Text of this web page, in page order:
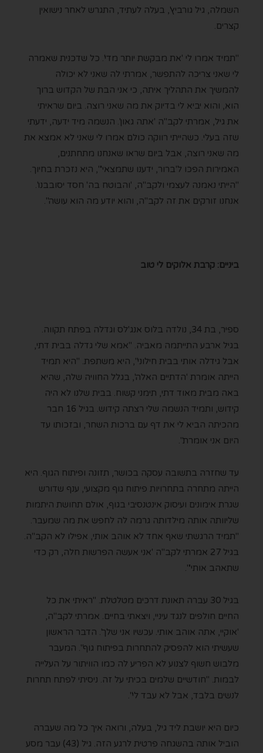
השמלה, גיל גורביץ', בעלה לעתיד, התגרש לאחר נישואין
קצרים.
"תמיד אמרו לי 'את מבקשת יותר מדי'. כל שדכנית שאמרה
לי שאני צריכה להתפשר, אמרתי לה שאני לא יכולה
להמשיך את התהליך איתה, כי אני הבת של הקדוש ברוך
הוא, והוא יביא לי בדיוק את מה שאני רוצה. ביום שראיתי
את גיל, אמרתי לקב"ה 'אתה גאון'. הנשמה מיד ידעה, ידעתי
שזה בעלי. כשהייתי רווקה כולם אמרו לי שאני לא אמצא את
מה שאני רוצה, אבל ביום שראו שאנחנו מתחתנים,
האמירות הפכו ל'ברור, ידענו שתמצאי'", היא נזכרת בחיוך.
"הייתי נאמנה לעצמי ולקב"ה, 'והבוטח בה' חסד יסובבנו'.
אנחנו זורקים את זה לקב"ה, והוא יודע מה הוא עושה".
ביניים: קרבת אלוקים לי טוב
ספיר, בת 34, נולדה בלוס אנג'לס וגדלה בפתח תקווה.
בגיל ארבע התייתמה מאביה. "אמא שלי גדלה בבית דתי,
אבל גידלה אותי בבית חילוני", היא משתפת. "היא תמיד
הייתה אומרת 'הדתיים האלה', בגלל החוויה שלה, שהיא
באה מבית מאוד דתי, תימני קשוח. בבית שלנו לא היה
קידוש, ותמיד הנשמה שלי רצתה קידוש. בגיל 16 חבר
מהכיתה הביא לי את דף עם ברכות השחר, ובזכותו עד
היום אני אומרת".
עד שחזרה בתשובה עסקה בכושר, תזונה ופיתוח הגוף. היא
הייתה מתחרה בתחרויות פיתוח גוף מקצועי, ענף שדורש
שגרת אימונים ועיסוק אינטנסיבי בגוף, אולם תחושת היתמות
שליוותה אותה מילדותה גרמה לה לחפש את מה שמעבר.
"תמיד הרגשתי שאף אחד לא אוהב אותי, אפילו לא הקב"ה.
בגיל 27 אמרתי לקב"ה 'אני אעשה הפרשות חלה, רק כדי
שתאהב אותי'".
בגיל 30 עברה תאונת דרכים מטלטלת. "ראיתי את כל
החיים חולפים לנגד עיניי, ויצאתי בחיים. אמרתי לקב"ה,
'אוקיי, אתה אוהב אותי. עכשיו אני שלך'. הדבר הראשון
שעשיתי הוא להפסיק להתחרות בפיתוח גוף". המעבר
מלבוש חשוף לצנוע לא הפריע לה כמו הוויתור על העלייה
לבמות. "חודשיים שלמים בכיתי על זה. ניסיתי לפתח תחרות
לנשים בלבד, אבל לא עבד לי".
כיום היא יושבת ליד גיל, בעלה, ורואה איך כל מה שעברה
הוביל אותה בהשגחה פרטית לרגע הזה. גיל (43) עבר מסע